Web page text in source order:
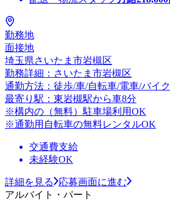
勤務地
面接地
埼玉県さいたま市岩槻区
勤務詳細：さいたま市岩槻区
通勤方法：徒歩/車/自転車/電車/バイク
最寄り駅：東岩槻駅から車8分
※構内の（無料）駐車場利用OK
※通勤用自転車の無料レンタルOK
交通費支給
未経験OK
詳細を見る
応募画面に進む
アルバイト・パート